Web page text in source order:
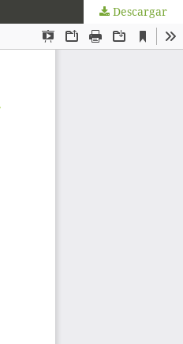
Descargar